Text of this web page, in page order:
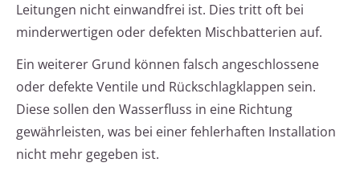
Leitungen nicht einwandfrei ist. Dies tritt oft bei
minderwertigen oder defekten Mischbatterien auf.
Ein weiterer Grund können falsch angeschlossene
oder defekte Ventile und Rückschlagklappen sein.
Diese sollen den Wasserfluss in eine Richtung
gewährleisten, was bei einer fehlerhaften Installation
nicht mehr gegeben ist.